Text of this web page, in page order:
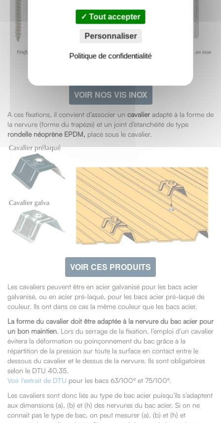
VOIR NOS VIS INOX
A ces fixations, il convient d’associer un cavalier adapté à la forme de
la nervure (forme du trapèze) et un joint d’étanchéité de type
rondelle néoprène EPDM, placé sous le cavalier.
VOIR CES PRODUITS
Les cavaliers peuvent être en acier galvanisé pour les bacs acier
galvanisé, ou en acier pré-laqué, pour les bacs acier pré-laqué de
couleur. Ils ont dans ce cas la même couleur que les bacs acier.
La forme du cavalier doit être adaptée à la nervure du bac acier pour
un bon maintien. Lors du serrage de la fixation, l’emploi d’un cavalier
évitera la déformation ou poinçonnement du bac grâce à la
répartition de la pression sur toute la surface en contact entre le
dessous du cavalier et le dessus de la nervure. Ils sont obligatoires
selon le DTU 40.35.
Voir l'extrait de DTU pour les bacs 63/100e et 75/100e.
Les cavaliers sont donc liés au type de bac acier puisqu’ils s’adaptent
aux dimensions (a), (b) et (h) des nervures du bac acier. Si on ne
connait pas le type de bac, on peut mesurer (a), (b) et (h) et
Tout accepter
Personnaliser
Politique de confidentialité